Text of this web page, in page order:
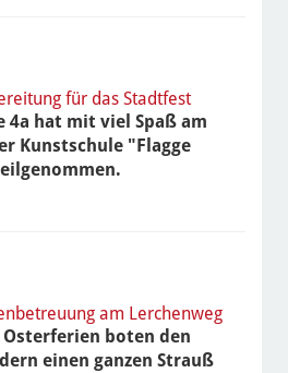
für das Stadtfest
4a hat mit viel Spaß am
Kunstschule "Flagge
am Lerchenweg
Osterferien boten den
einen ganzen Strauß